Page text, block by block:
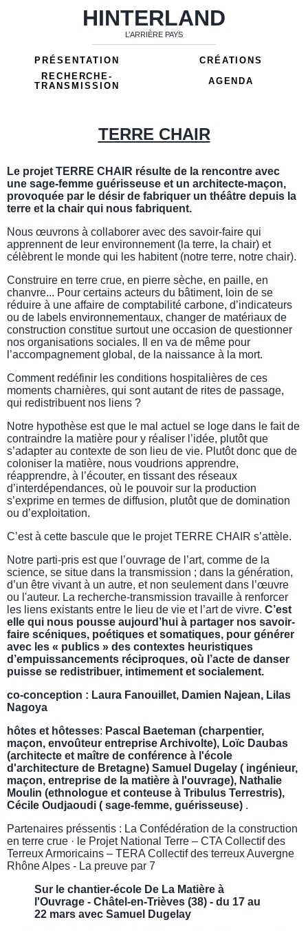
HINTERLAND
L’ARRIÈRE PAYS
PRÉSENTATION
CRÉATIONS
RECHERCHE-
TRANSMISSION
AGENDA
TERRE CHAIR
Le projet TERRE CHAIR résulte de la rencontre avec
une sage-femme guérisseuse et un architecte-maçon,
provoquée par le désir de fabriquer un théâtre depuis la
terre et la chair qui nous fabriquent.
Nous œuvrons à collaborer avec des savoir-faire qui
apprennent de leur environnement (la terre, la chair) et
célèbrent le monde qui les habitent (notre terre, notre chair).
Construire en terre crue, en pierre sèche, en paille, en
chanvre... Pour certains acteurs du bâtiment, loin de se
réduire à une affaire de comptabilité carbone, d’indicateurs
ou de labels environnementaux, changer de matériaux de
construction constitue surtout une occasion de questionner
nos organisations sociales. Il en va de même pour
l’accompagnement global, de la naissance à la mort.
Comment redéfinir les conditions hospitalières de ces
moments charnières, qui sont autant de rites de passage,
qui redistribuent nos liens ?
Notre hypothèse est que le mal actuel se loge dans le fait de
contraindre la matière pour y réaliser l’idée, plutôt que
s’adapter au contexte de son lieu de vie. Plutôt donc que de
coloniser la matière, nous voudrions apprendre,
réapprendre, à l’écouter, en tissant des réseaux
d’interdépendances, où le pouvoir sur la production
s’exprime en termes de diffusion, plutôt que de domination
ou d’exploitation.
C’est à cette bascule que le projet TERRE CHAIR s’attèle.
Notre parti-pris est que l’ouvrage de l’art, comme de la
science, se situe dans la transmission ; dans la génération,
d’un être vivant à un autre, et non seulement dans l’œuvre
ou l'auteur. La recherche-transmission travaille à renforcer
les liens existants entre le lieu de vie et l’art de vivre. C’est
elle qui nous pousse aujourd’hui à partager nos savoir-
faire scéniques, poétiques et somatiques, pour générer
avec les « publics » des contextes heuristiques
d’empuissancements réciproques, où l’acte de danser
puisse se redistribuer, intimement et socialement.
co-conception : Laura Fanouillet, Damien Najean, Lilas
Nagoya
hôtes et hôtesses: Pascal Baeteman (charpentier,
maçon, envoûteur entreprise Archivolte), Loïc Daubas
(architecte et maître de conférence à l'école
d'architecture de Bretagne) Samuel Dugelay ( ingénieur,
maçon, entreprise de la matière à l'ouvrage), Nathalie
Moulin (ethnologue et conteuse à Tribulus Terrestris),
Cécile Oudjaoudi ( sage-femme, guérisseuse) .
Partenaires préssentis : La Confédération de la construction
en terre crue · le Projet National Terre – CTA Collectif des
Terreux Armoricains – TERA Collectif des terreux Auvergne
Rhône Alpes - La preuve par 7
Sur le chantier-école De La Matière à
l'Ouvrage - Châtel-en-Trièves (38) - du 17 au
22 mars avec Samuel Dugelay